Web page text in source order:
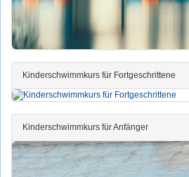
Kinderschwimmkurs für Fortgeschrittene
Kinderschwimmkurs für Anfänger